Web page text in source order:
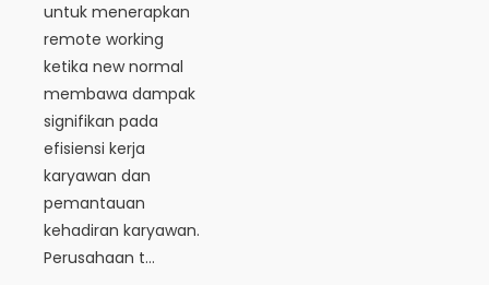
untuk menerapkan
remote working
ketika new normal
membawa dampak
signifikan pada
efisiensi kerja
karyawan dan
pemantauan
kehadiran karyawan.
Perusahaan t...